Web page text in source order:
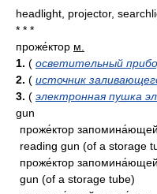
headlight, projector,
* * *
проже́ктор м.
1. ( осветительный
2. ( источник
3. ( электронная пушка
gun
проже́ктор
reading gun (of a storage
проже́ктор
gun (of a storage tube)